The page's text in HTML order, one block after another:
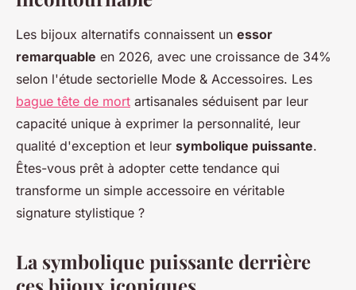
Les bijoux alternatifs connaissent un essor
remarquable en 2026, avec une croissance de 34%
selon l'étude sectorielle Mode & Accessoires. Les
bague tête de mort artisanales séduisent par leur
capacité unique à exprimer la personnalité, leur
qualité d'exception et leur symbolique puissante.
Êtes-vous prêt à adopter cette tendance qui
transforme un simple accessoire en véritable
signature stylistique ?
La symbolique puissante derrière